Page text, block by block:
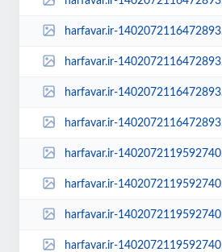
harfavar.ir-140207211647289328557964-140207211647289328557964-450x300.jpg
harfavar.ir-140207211647289328557964-140207211647289328557964-600x400.jpg
harfavar.ir-140207211647289328557964-140207211647289328557964-768x535.jpg
harfavar.ir-140207211647289328557964-140207211647289328557964.jpg
harfavar.ir-140207211959274028558404-100x70.jpg
harfavar.ir-140207211959274028558404-250x150.jpg
harfavar.ir-140207211959274028558404-300x209.jpg
harfavar.ir-140207211959274028558404-450x300.jpg